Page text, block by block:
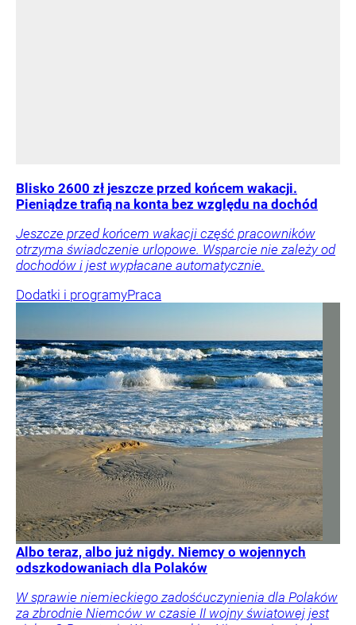
Blisko 2600 zł jeszcze przed końcem wakacji.
Pieniądze trafią na konta bez względu na dochód
Jeszcze przed końcem wakacji część pracowników
otrzyma świadczenie urlopowe. Wsparcie nie zależy od
dochodów i jest wypłacane automatycznie.
Dodatki i programyPraca
Albo teraz, albo już nigdy. Niemcy o wojennych
odszkodowaniach dla Polaków
W sprawie niemieckiego zadośćuczynienia dla Polaków
za zbrodnie Niemców w czasie II wojny światowej jest